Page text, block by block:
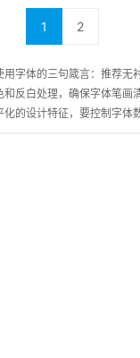
1 2
字体的三句箴言：推荐
反白处理，确保字体笔
的设计特征，要控制字体